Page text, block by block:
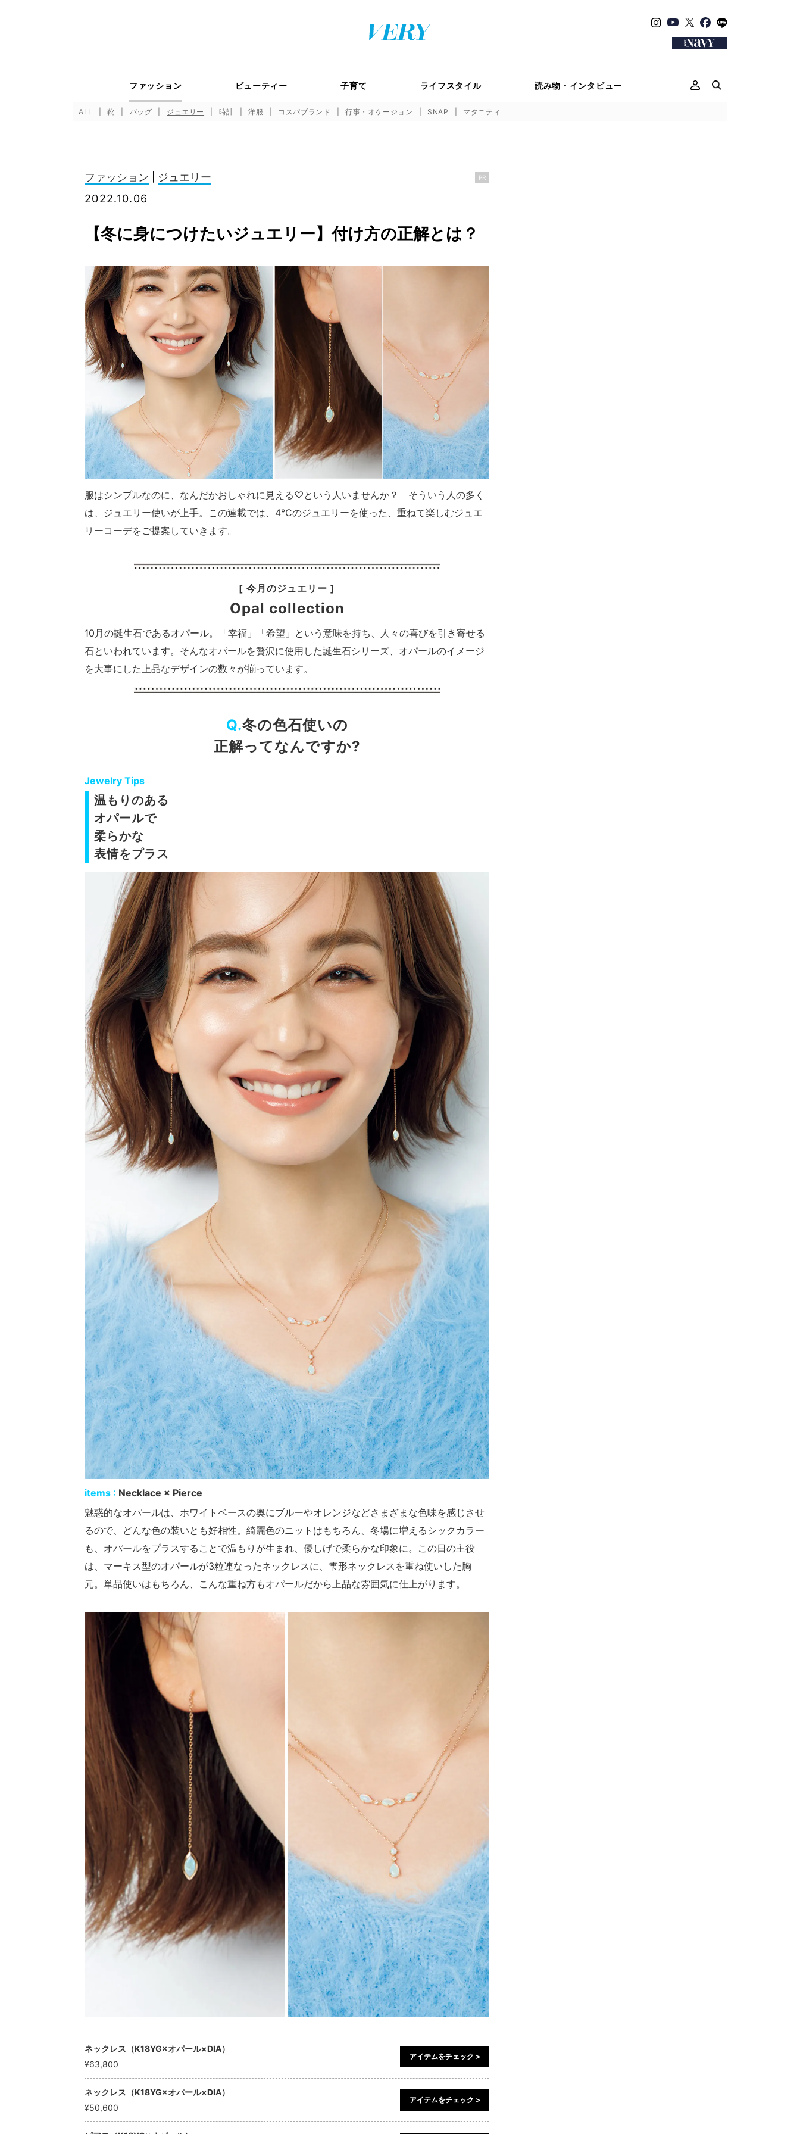
ファッション ビューティー 子育て ライフスタイル 読み物・インタビュー
ALL 靴 バッグ ジュエリー 時計 洋服 コスパブランド 行事・オケージョン SNAP マタニティ
ファッション
ジュエリー
2022.10.06
PR
【冬に身につけたいジュエリー】付け方の正解とは？
服はシンプルなのに、なんだかおしゃれに見える♡という人いませんか？ そういう人の多く
は、ジュエリー使いが上手。この連載では、4℃のジュエリーを使った、重ねて楽しむジュエ
リーコーデをご提案していきます。
[ 今月のジュエリー ]
Opal collection
10月の誕生石であるオパール。「幸福」「希望」という意味を持ち、人々の喜びを引き寄せる
石といわれています。そんなオパールを贅沢に使用した誕生石シリーズ、オパールのイメージ
を大事にした上品なデザインの数々が揃っています。
Q.冬の色石使いの
正解ってなんですか?
Jewelry Tips
温もりのある
オパールで
柔らかな
表情をプラス
items : Necklace × Pierce
魅惑的なオパールは、ホワイトベースの奥にブルーやオレンジなどさまざまな色味を感じさせ
るので、どんな色の装いとも好相性。綺麗色のニットはもちろん、冬場に増えるシックカラー
も、オパールをプラスすることで温もりが生まれ、優しげで柔らかな印象に。この日の主役
は、マーキス型のオパールが3粒連なったネックレスに、雫形ネックレスを重ね使いした胸
元。単品使いはもちろん、こんな重ね方もオパールだから上品な雰囲気に仕上がります。
ネックレス（K18YG×オパール×DIA）
¥63,800
アイテムをチェック >
ネックレス（K18YG×オパール×DIA）
¥50,600
アイテムをチェック >